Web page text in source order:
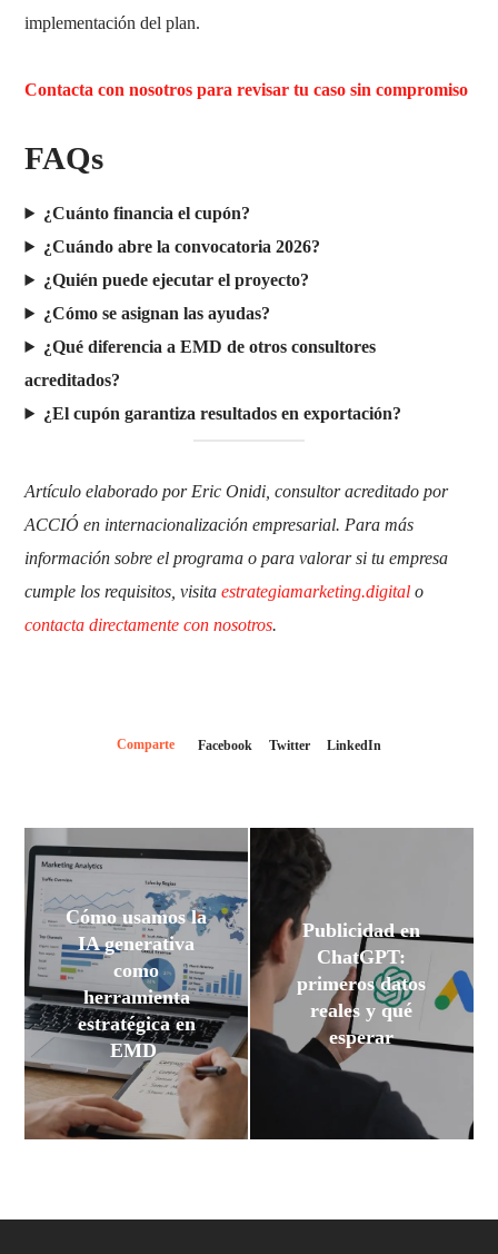
implementación del plan.
Contacta con nosotros para revisar tu caso sin compromiso
FAQs
¿Cuánto financia el cupón?
¿Cuándo abre la convocatoria 2026?
¿Quién puede ejecutar el proyecto?
¿Cómo se asignan las ayudas?
¿Qué diferencia a EMD de otros consultores
acreditados?
¿El cupón garantiza resultados en exportación?
Artículo elaborado por Eric Onidi, consultor acreditado por
ACCIÓ en internacionalización empresarial. Para más
información sobre el programa o para valorar si tu empresa
cumple los requisitos, visita estrategiamarketing.digital o
contacta directamente con nosotros.
Comparte Facebook Twitter LinkedIn
Cómo usamos la
IA generativa
como
herramienta
estratégica en
EMD
Publicidad en
ChatGPT:
primeros datos
reales y qué
esperar